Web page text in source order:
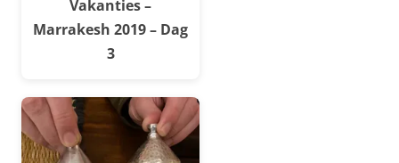
Vakanties –
Marrakesh 2019 – Dag
3